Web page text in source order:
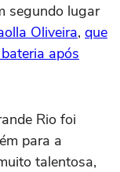
segundo lugar
Oliveira, que
após
Rio foi
para a
talentosa,